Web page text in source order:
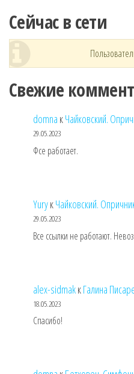
Сейчас в сети
Свежие
domna кЧайковский.
29.05.2023
Фсе работает.
YuryкЧайковский.
29.05.2023
Все ссылки не работают.
alex-sidmakкГалина
18.05.2023
Спасибо!